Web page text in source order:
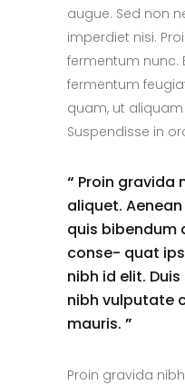
augue. Sed non
imperdiet nisi.
fermentum nunc.
fermentum
quam, ut
Suspendisse in
“ Proin gravida
aliquet.
quis bibendum
conse- quat
nibh id elit.
nibh vulputate
mauris. ”
Proin gravida